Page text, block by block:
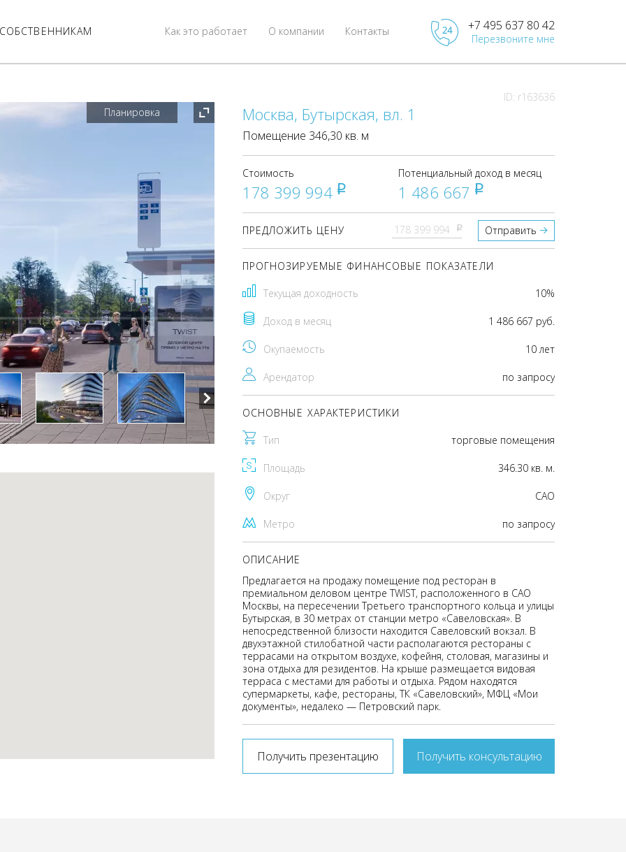
Контакты
О компании
Как это работает +7 495 637 80 42
Перезвоните мне
ID: r163636
Планировка
Москва, Бутырская, вл. 1
Помещение 346,30 кв. м
Стоимость
178 399 994 pуб
Потенциальный доход в месяц
1 486 667 pуб
ПРЕДЛОЖИТЬ ЦЕНУ pуб Отправить
ПРОГНОЗИРУЕМЫЕ ФИНАНСОВЫЕ ПОКАЗАТЕЛИ
Текущая доходность 10%
Доход в месяц 1 486 667 руб.
Окупаемость 10 лет
Арендатор по запросу
ОСНОВНЫЕ ХАРАКТЕРИСТИКИ
Тип торговые помещения
Площадь 346.30 кв. м.
Округ CАО
Метро по запросу
ОПИСАНИЕ
Предлагается на продажу помещение под ресторан в
премиальном деловом центре TWIST, расположенного в САО
Москвы, на пересечении Третьего транспортного кольца и улицы
Бутырская, в 30 метрах от станции метро «Савеловская». В
непосредственной близости находится Савеловский вокзал. В
двухэтажной стилобатной части располагаются рестораны с
террасами на открытом воздухе, кофейня, столовая, магазины и
зона отдыха для резидентов. На крыше размещается видовая
терраса с местами для работы и отдыха. Рядом находятся
супермаркеты, кафе, рестораны, ТК «Савеловский», МФЦ «Мои
документы», недалеко — Петровский парк.
Получить презентацию Получить консультацию